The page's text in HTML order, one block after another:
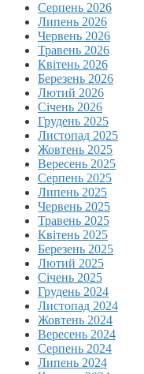
Серпень 2026
Липень 2026
Червень 2026
Травень 2026
Квітень 2026
Березень 2026
Лютий 2026
Січень 2026
Грудень 2025
Листопад 2025
Жовтень 2025
Вересень 2025
Серпень 2025
Липень 2025
Червень 2025
Травень 2025
Квітень 2025
Березень 2025
Лютий 2025
Січень 2025
Грудень 2024
Листопад 2024
Жовтень 2024
Вересень 2024
Серпень 2024
Липень 2024